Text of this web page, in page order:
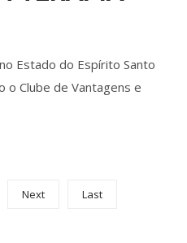
Estado do Espírito Santo
o Clube de Vantagens e
Next Last